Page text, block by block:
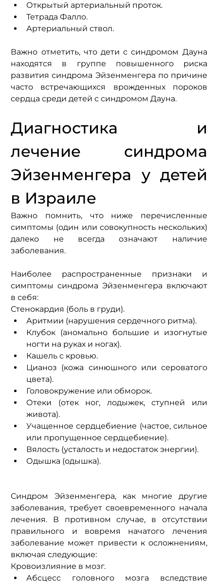
Открытый артериальный проток.
Тетрада Фалло.
Артериальный ствол.
Важно отметить, что дети с синдромом Дауна
находятся в группе повышенного риска
развития синдрома Эйзенменгера по причине
часто встречающихся врожденных пороков
сердца среди детей с синдромом Дауна.
Диагностика и
лечение синдрома
Эйзенменгера у детей
в Израиле
Важно помнить, что ниже перечисленные
симптомы (один или совокупность нескольких)
далеко не всегда означают наличие
заболевания.
Наиболее распространенные признаки и
симптомы синдрома Эйзенменгера включают
в себя:
Стенокардия (боль в груди).
Аритмии (нарушения сердечного ритма).
Клубок (аномально большие и изогнутые
ногти на руках и ногах).
Кашель с кровью.
Цианоз (кожа синюшного или сероватого
цвета).
Головокружение или обморок.
Отеки (отек ног, лодыжек, ступней или
живота).
Учащенное сердцебиение (частое, сильное
или пропущенное сердцебиение).
Вялость (усталость и недостаток энергии).
Одышка (одышка).
Синдром Эйзенменгера, как многие другие
заболевания, требует своевременного начала
лечения. В противном случае, в отсутствии
правильного и вовремя начатого лечения
заболевание может привести к осложнениям,
включая следующие:
Кровоизлияние в мозг.
Абсцесс головного мозга вследствие